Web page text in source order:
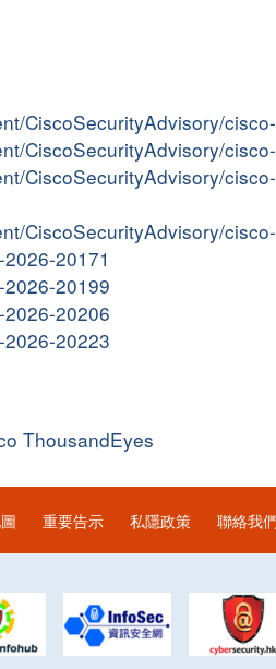
CiscoSecurityAdvisory/
CiscoSecurityAdvisory/
CiscoSecurityAdvisory/
CiscoSecurityAdvisory/
20171
20199
20206
20223
ThousandEyes
重要告示 私隱政策 聯絡我們